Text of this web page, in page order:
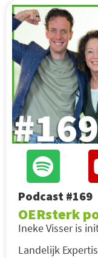
Podcast #169
OERsterk
Ineke Visser is
Landelijk